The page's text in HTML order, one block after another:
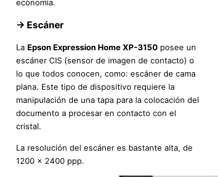
economía.
→ Escáner
La Epson Expression Home XP-3150 posee un
escáner CIS (sensor de imagen de contacto) o
lo que todos conocen, como: escáner de cama
plana. Este tipo de dispositivo requiere la
manipulación de una tapa para la colocación del
documento a procesar en contacto con el
cristal.
La resolución del escáner es bastante alta, de
1200 x 2400 ppp.